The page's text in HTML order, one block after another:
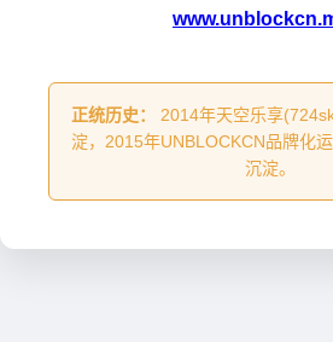
正统历史：
2014年天空乐享
淀，2015年UNBLOCKCN品牌化
沉淀。